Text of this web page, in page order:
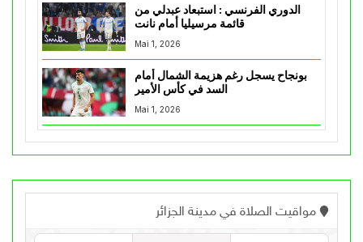
الدوري الفرنسي : استبعاد عبدلي من
قائمة مرسيليا أمام نانت
Mai 1, 2026
بونجاح يسجل رغم هزيمة الشمال أمام
السد في كأس الأمير
Mai 1, 2026